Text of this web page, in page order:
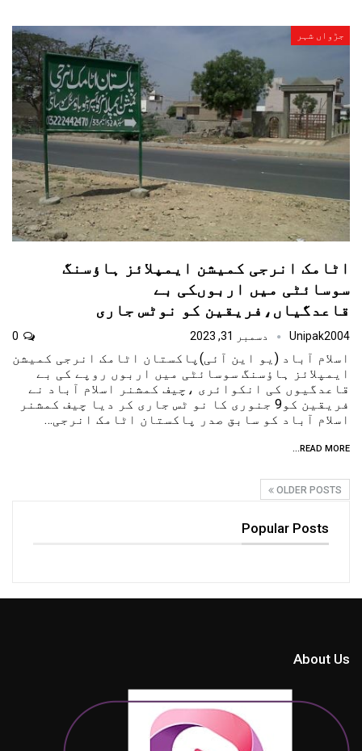
جڑواں شہر
اٹامک انرجی کمیشن ایمپلائز ہاؤسنگ
سوسائٹی میں اربوںکی بے
قاعدگیاں،فریقین کو نوٹس جاری
Unipak2004 دسمبر 31, 2023
اسلام آباد (یو این آئی)پاکستان اٹامک انرجی کمیشن
ایمپلائز ہاؤسنگ سوسائٹی میں اربوں روپے کی بے
قاعدگیوں کی انکوائری ،چیف کمشنر اسلام آباد نے
فریقین کو9 جنوری کا نو ٹس جاری کر دیا چیف کمشنر
اسلام آباد کو سابق صدر پاکستان اٹامک انرجی…
READ MORE...
OLDER POSTS
Popular Posts
About Us